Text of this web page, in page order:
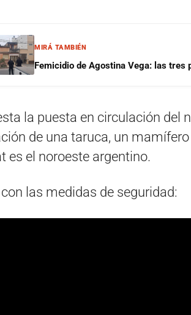
MIRÁ TAMBIÉN
Femicidio de Agostina Vega: las tres
la puesta en circulación del
de una taruca, un
es el noroeste argentino.
las medidas de seguridad: